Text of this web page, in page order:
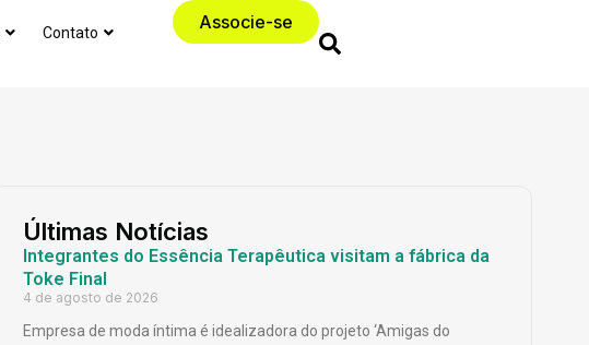
Contato Associe-se
Últimas Notícias
Integrantes do Essência Terapêutica visitam a fábrica da
Toke Final
4 de agosto de 2026
Empresa de moda íntima é idealizadora do projeto ‘Amigas do